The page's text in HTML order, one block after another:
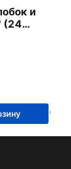
и
(24